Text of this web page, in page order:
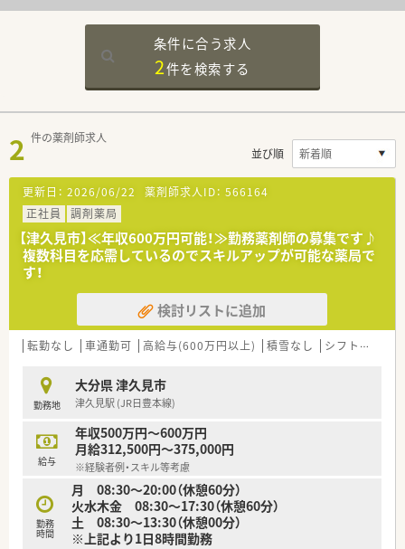
条件に合う求人
2件を検索する
2 件の薬剤師求人
並び順
更新日： 2026/06/22 薬剤師求人ID： 566164
正社員
調剤薬局
【津久見市】≪年収600万円可能！≫勤務薬剤師の募集です♪
複数科目を応需しているのでスキルアップが可能な薬局で
す！
検討リストに追加
転勤なし 車通勤可 高給与(600万円以上) 積雪なし シフト制
勤務地
大分県 津久見市
津久見駅 (JR日豊本線)
給与
年収500万円～600万円
月給312,500円～375,000円
※経験者例・スキル等考慮
勤務
時間
月 08:30～20:00（休憩60分）
火水木金 08:30～17:30（休憩60分）
土 08:30～13:30（休憩00分）
※上記より1日8時間勤務